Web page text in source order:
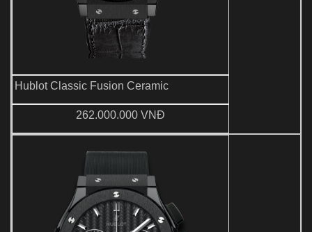
Hublot Classic Fusion Ceramic
262.000.000 VNĐ